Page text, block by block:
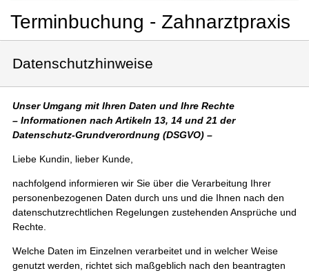
Terminbuchung - Zahnarztpraxis
Datenschutzhinweise
Unser Umgang mit Ihren Daten und Ihre Rechte
– Informationen nach Artikeln 13, 14 und 21 der
Datenschutz-Grundverordnung (DSGVO) –
Liebe Kundin, lieber Kunde,
nachfolgend informieren wir Sie über die Verarbeitung Ihrer
personenbezogenen Daten durch uns und die Ihnen nach den
datenschutzrechtlichen Regelungen zustehenden Ansprüche und
Rechte.
Welche Daten im Einzelnen verarbeitet und in welcher Weise
genutzt werden, richtet sich maßgeblich nach den beantragten